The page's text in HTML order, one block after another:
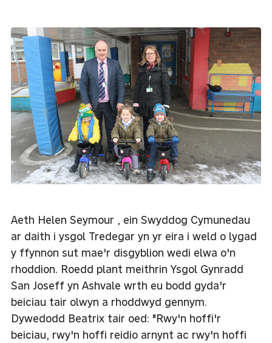
Aeth Helen Seymour , ein Swyddog Cymunedau
ar daith i ysgol Tredegar yn yr eira i weld o lygad
y ffynnon sut mae'r disgyblion wedi elwa o'n
rhoddion. Roedd plant meithrin Ysgol Gynradd
San Joseff yn Ashvale wrth eu bodd gyda'r
beiciau tair olwyn a rhoddwyd gennym.
Dywedodd Beatrix tair oed: "Rwy'n hoffi'r
beiciau, rwy'n hoffi reidio arnynt ac rwy'n hoffi